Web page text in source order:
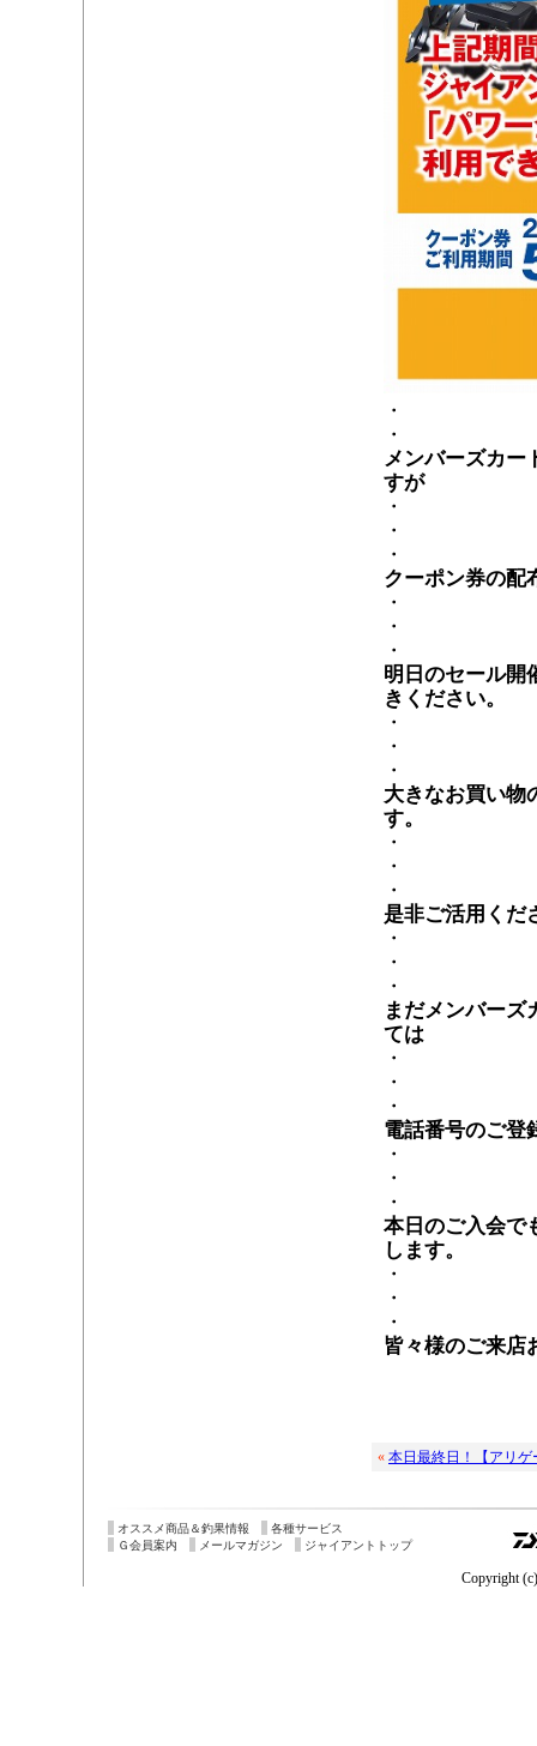
・
・
メンバーズカー
すが
・
・
・
クーポン券の配
・
・
・
明日のセール開
きください。
・
・
・
大きなお買い物
す。
・
・
・
是非ご活用くだ
・
・
・
まだメンバーズ
ては
・
・
・
電話番号のご登
・
・
・
本日のご入会で
します。
・
・
・
皆々様のご来店
« 本日最終日！【アリ
オススメ商品＆釣果情報
各種サービス
Ｇ会員案内
メールマガジン ジャイアントトップ
Copyright